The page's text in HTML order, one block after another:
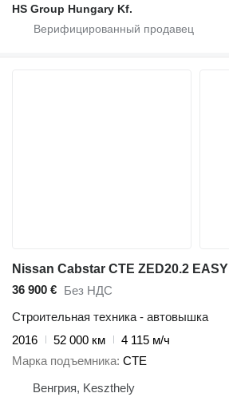
HS Group Hungary Kf.
Nissan Cabstar CTE ZED20.2 EASY
36 900 € Без НДС
Строительная техника - автовышка
2016
52 000 км
4 115 м/ч
Марка подъемника CTE
Венгрия, Keszthely